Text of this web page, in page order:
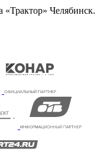
Челябинск.